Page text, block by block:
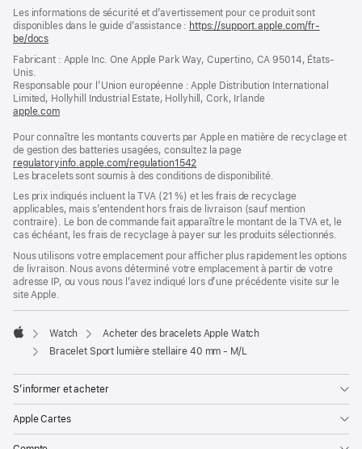
de
page
de
bas
page
Les informations de sécurité et d’avertissement pour ce produit sont
disponibles dans le guide d’assistance : https://support.apple.com/fr-
be/docs
une
fenêtre)
Fabricant : Apple Inc. One Apple Park Way, Cupertino, CA 95014, États-
Unis.
Responsable pour l’Union européenne : Apple Distribution International
Limited, Hollyhill Industrial Estate, Hollyhill, Cork, Irlande
apple.com(s’ouvre
une
nouvelle
fenêtre)
Pour connaître les montants couverts par Apple en matière de recyclage et
de gestion des batteries usagées, consultez la page
regulatoryinfo.apple.com/regulation1542
dans
une
nouvelle
fenêtre)
Les bracelets sont soumis à des conditions de disponibilité.
Les prix indiqués incluent la TVA (21 %) et les frais de recyclage
applicables, mais s’entendent hors frais de livraison (sauf mention
contraire). Le bon de commande fait apparaître le montant de la TVA et, le
cas échéant, les frais de recyclage à payer sur les produits sélectionnés.
Nous utilisons votre emplacement pour afficher plus rapidement les options
de livraison. Nous avons déterminé votre emplacement à partir de votre
adresse IP, ou vous nous l’avez indiqué lors d’une précédente visite sur le
site Apple.
Apple
Watch
Acheter des bracelets Apple Watch
Bracelet Sport lumière stellaire 40 mm - M/L
S’informer et acheter
Apple Cartes